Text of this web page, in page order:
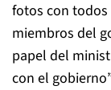
fotos con todos
miembros del
papel del
con el